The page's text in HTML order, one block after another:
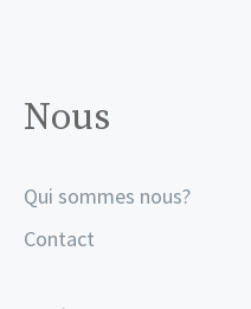
Nous
Qui sommes nous?
Contact